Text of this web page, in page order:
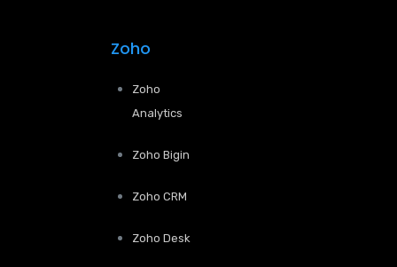
Zoho
Zoho
Analytics
Zoho Bigin
Zoho CRM
Zoho Desk